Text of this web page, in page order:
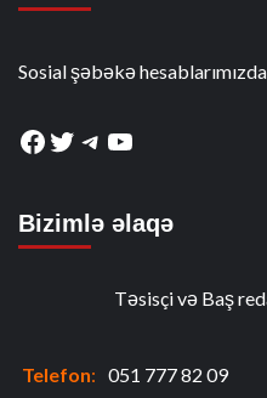
Sosial şəbəkə
Facebook
Twitter
Telegram
YouTube
Bizimlə əlaqə
Təsisçi və Baş
Telefon: 051 777 82 09